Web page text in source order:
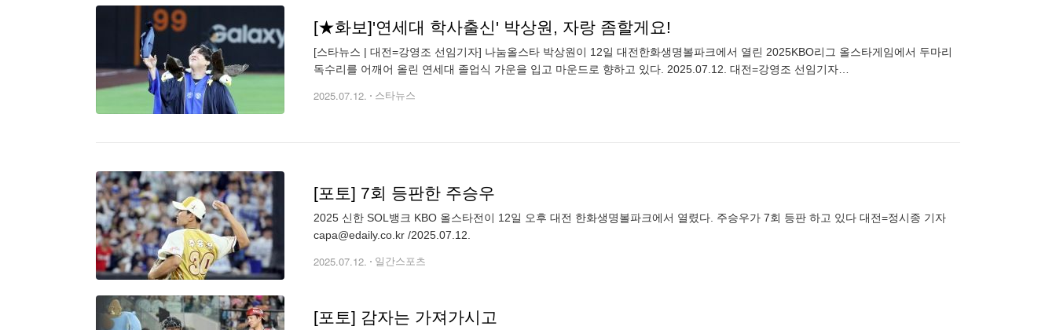
[★화보]'연세대 학사출신' 박상원, 자랑 좀할게요!
[스타뉴스 | 대전=강영조 선임기자] 나눔올스타 박상원이 12일 대전한화생명볼파크에서 열린 2025KBO리그 올스타게임에서 두마리
독수리를 어깨어 올린 연세대 졸업식 가운을 입고 마운드로 향하고 있다. 2025.07.12. 대전=강영조 선임기자
2025.07.12. 스타뉴스
[포토] 7회 등판한 주승우
2025 신한 SOL뱅크 KBO 올스타전이 12일 오후 대전 한화생명볼파크에서 열렸다. 주승우가 7회 등판 하고 있다 대전=정시종 기자
capa@edaily.co.kr /2025.07.12.
2025.07.12. 일간스포츠
[포토] 감자는 가져가시고